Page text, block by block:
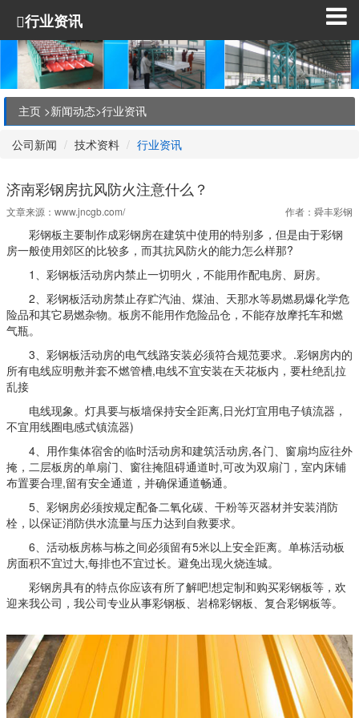
行业资讯
主页 >新闻动态>行业资讯
公司新闻 技术资料 行业资讯
济南彩钢房抗风防火注意什么？
文章来源： www.jncgb.com/ 作者：舜丰彩钢
彩钢板主要制作成彩钢房在建筑中使用的特别多，但是由于彩钢
房一般使用郊区的比较多，而其抗风防火的能力怎么样那?
1、彩钢板活动房内禁止一切明火，不能用作配电房、厨房。
2、彩钢板活动房禁止存贮汽油、煤油、天那水等易燃易爆化学危
险品和其它易燃杂物。板房不能用作危险品仓，不能存放摩托车和燃
气瓶。
3、彩钢板活动房的电气线路安装必须符合规范要求。.彩钢房内的
所有电线应明敷并套不燃管槽,电线不宜安装在天花板内，要杜绝乱拉
乱接
电线现象。灯具要与板墙保持安全距离,日光灯宜用电子镇流器，
不宜用线圈电感式镇流器)
4、用作集体宿舍的临时活动房和建筑活动房,各门、窗扇均应往外
掩，二层板房的单扇门、窗往掩阻碍通道时,可改为双扇门，室内床铺
布置要合理,留有安全通道，并确保通道畅通。
5、彩钢房必须按规定配备二氧化碳、干粉等灭器材并安装消防
栓，以保证消防供水流量与压力达到自救要求。
6、活动板房栋与栋之间必须留有5米以上安全距离。单栋活动板
房面积不宜过大,每排也不宜过长。避免出现火烧连城。
彩钢房具有的特点你应该有所了解吧!想定制和购买彩钢板等，欢
迎来我公司，我公司专业从事彩钢板、岩棉彩钢板、复合彩钢板等。